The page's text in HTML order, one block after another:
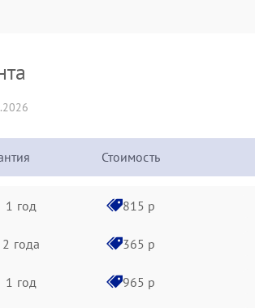
Стоимость
1 год 815 р
2 года 365 р
1 год 965 р